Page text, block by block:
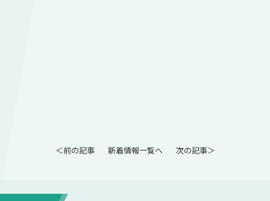
＜前の記事 新着情報一覧へ 次の記事＞